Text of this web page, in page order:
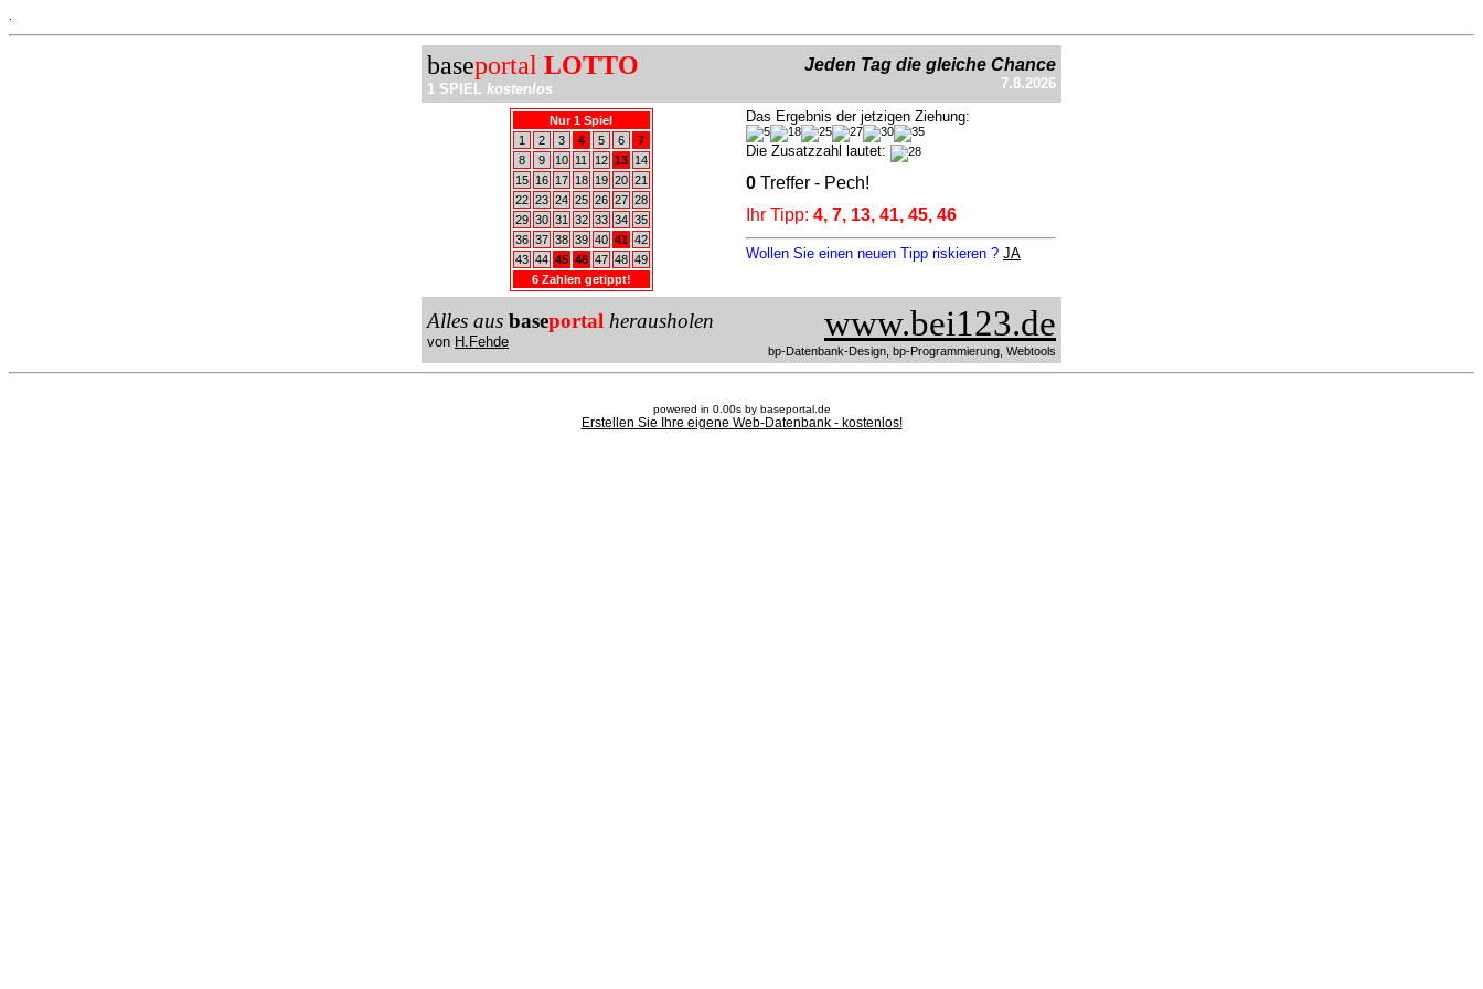
baseportal LOTTO
1 SPIEL kostenlos
Jeden Tag die gleiche Chance
7.8.2026
Nur 1 Spiel
1
2 3 4 5 6
7
8
9 10 11 12 13
14
15
16 17 18 19 20 21
22 23 24 25 26 27 28
29 30 31 32 33 34 35
36 37 38 39 40 41 42
43 44 45 46 47 48 49
6 Zahlen getippt!
Das Ergebnis der jetzigen Ziehung:
Die Zusatzzahl lautet:
0 Treffer - Pech!
Ihr Tipp: 4, 7, 13, 41, 45, 46
Wollen Sie einen neuen Tipp riskieren ? JA
Alles aus baseportal herausholen
von H.Fehde www.bei123.de
bp-Datenbank-Design, bp-Programmierung, Webtools
powered in 0.00s by baseportal.de
Erstellen Sie Ihre eigene Web-Datenbank - kostenlos!